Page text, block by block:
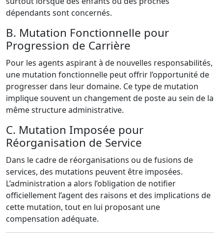
dépendants sont concernés.
B. Mutation Fonctionnelle pour
Progression de Carrière
Pour les agents aspirant à de nouvelles responsabilités,
une mutation fonctionnelle peut offrir l’opportunité de
progresser dans leur domaine. Ce type de mutation
implique souvent un changement de poste au sein de la
même structure administrative.
C. Mutation Imposée pour
Réorganisation de Service
Dans le cadre de réorganisations ou de fusions de
services, des mutations peuvent être imposées.
L’administration a alors l’obligation de notifier
officiellement l’agent des raisons et des implications de
cette mutation, tout en lui proposant une
compensation adéquate.